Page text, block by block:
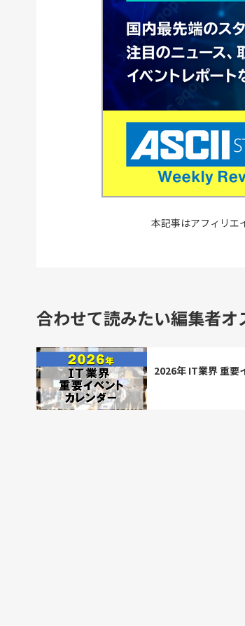
本記事はアフィリエ
合わせて読みたい編集者オ
2026年 IT業界 重要